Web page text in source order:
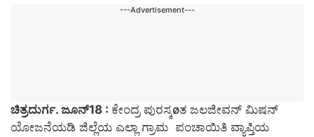
---Advertisement---
ಚಿತ್ರದುರ್ಗ. ಜೂನ್18 : ಕೇಂದ್ರ ಪುರಸ್ಕøತ ಜಲಜೀವನ್ ಮಿಷನ್
ಯೋಜನೆಯಡಿ ಜಿಲ್ಲೆಯ ಎಲ್ಲಾ ಗ್ರಾಮ ಪಂಚಾಯಿತಿ ವ್ಯಾಪ್ತಿಯ